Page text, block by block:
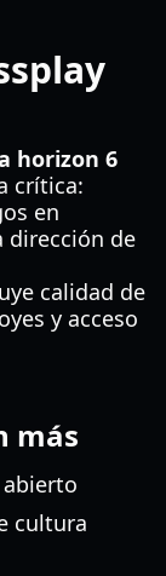
horizon 6
crítica:
en
dirección de
calidad de
y acceso
más
cultura